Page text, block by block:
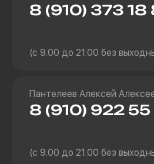
8 (910) 373 18
(с 9.00 до 21.00 без
Пантелеев Алексей
8 (910) 922 55
(с 9.00 до 21.00 без